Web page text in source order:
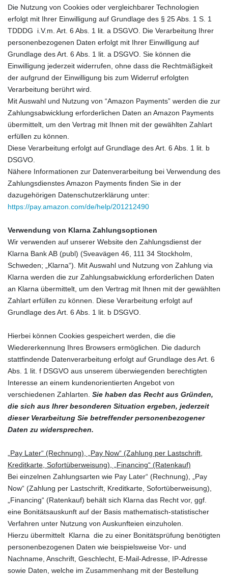
Die Nutzung von Cookies oder vergleichbarer Technologien
erfolgt mit Ihrer Einwilligung auf Grundlage des § 25 Abs. 1 S. 1
TDDDG i.V.m. Art. 6 Abs. 1 lit. a DSGVO. Die Verarbeitung Ihrer
personenbezogenen Daten erfolgt mit Ihrer Einwilligung auf
Grundlage des Art. 6 Abs. 1 lit. a DSGVO. Sie können die
Einwilligung jederzeit widerrufen, ohne dass die Rechtmäßigkeit
der aufgrund der Einwilligung bis zum Widerruf erfolgten
Verarbeitung berührt wird.
Mit Auswahl und Nutzung von “Amazon Payments” werden die zur
Zahlungsabwicklung erforderlichen Daten an Amazon Payments
übermittelt, um den Vertrag mit Ihnen mit der gewählten Zahlart
erfüllen zu können.
Diese Verarbeitung erfolgt auf Grundlage des Art. 6 Abs. 1 lit. b
DSGVO.
Nähere Informationen zur Datenverarbeitung bei Verwendung des
Zahlungsdienstes Amazon Payments finden Sie in der
dazugehörigen Datenschutzerklärung unter:
https://pay.amazon.com/de/help/201212490
Verwendung von Klarna Zahlungsoptionen
Wir verwenden auf unserer Website den Zahlungsdienst der
Klarna Bank AB (publ) (Sveavägen 46, 111 34 Stockholm,
Schweden; „Klarna“). Mit Auswahl und Nutzung von Zahlung via
Klarna werden die zur Zahlungsabwicklung erforderlichen Daten
an Klarna übermittelt, um den Vertrag mit Ihnen mit der gewählten
Zahlart erfüllen zu können. Diese Verarbeitung erfolgt auf
Grundlage des Art. 6 Abs. 1 lit. b DSGVO.
Hierbei können Cookies gespeichert werden, die die
Wiedererkennung Ihres Browsers ermöglichen. Die dadurch
stattfindende Datenverarbeitung erfolgt auf Grundlage des Art. 6
Abs. 1 lit. f DSGVO aus unserem überwiegenden berechtigten
Interesse an einem kundenorientierten Angebot von
verschiedenen Zahlarten. Sie haben das Recht aus Gründen,
die sich aus Ihrer besonderen Situation ergeben, jederzeit
dieser Verarbeitung Sie betreffender personenbezogener
Daten zu widersprechen.
„Pay Later“ (Rechnung), „Pay Now“ (Zahlung per Lastschrift,
Kreditkarte, Sofortüberweisung), „Financing“ (Ratenkauf)
Bei einzelnen Zahlungsarten wie Pay Later“ (Rechnung), „Pay
Now“ (Zahlung per Lastschrift, Kreditkarte, Sofortüberweisung),
„Financing“ (Ratenkauf) behält sich Klarna das Recht vor, ggf.
eine Bonitätsauskunft auf der Basis mathematisch-statistischer
Verfahren unter Nutzung von Auskunfteien einzuholen.
Hierzu übermittelt Klarna die zu einer Bonitätsprüfung benötigten
personenbezogenen Daten wie beispielsweise Vor- und
Nachname, Anschrift, Geschlecht, E-Mail-Adresse, IP-Adresse
sowie Daten, welche im Zusammenhang mit der Bestellung